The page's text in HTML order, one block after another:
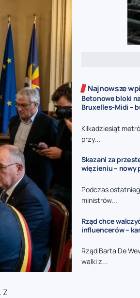
Z
Najnowsze
Betonowe bloki
Bruxelles-Midi –
Kilkadziesiąt
przy...
Skazani za
więzieniu –
Podczas
ministrów...
Rząd chce
influencerów –
Rząd Barta De
walki z...